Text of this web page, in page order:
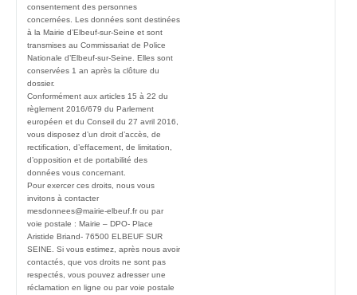
consentement des personnes
concernées. Les données sont destinées
à la Mairie d’Elbeuf-sur-Seine et sont
transmises au Commissariat de Police
Nationale d’Elbeuf-sur-Seine. Elles sont
conservées 1 an après la clôture du
dossier.
Conformément aux articles 15 à 22 du
règlement 2016/679 du Parlement
européen et du Conseil du 27 avril 2016,
vous disposez d’un droit d’accès, de
rectification, d’effacement, de limitation,
d’opposition et de portabilité des
données vous concernant.
Pour exercer ces droits, nous vous
invitons à contacter
mesdonnees@mairie-elbeuf.fr ou par
voie postale : Mairie – DPO- Place
Aristide Briand- 76500 ELBEUF SUR
SEINE. Si vous estimez, après nous avoir
contactés, que vos droits ne sont pas
respectés, vous pouvez adresser une
réclamation en ligne ou par voie postale